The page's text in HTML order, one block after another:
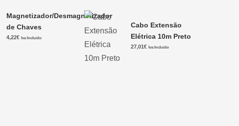
Magnetizador/Desmagnetizador
de Chaves
4,22€ Iva Incluido
Cabo Extensão
Elétrica 10m Preto
27,01€ Iva Incluido